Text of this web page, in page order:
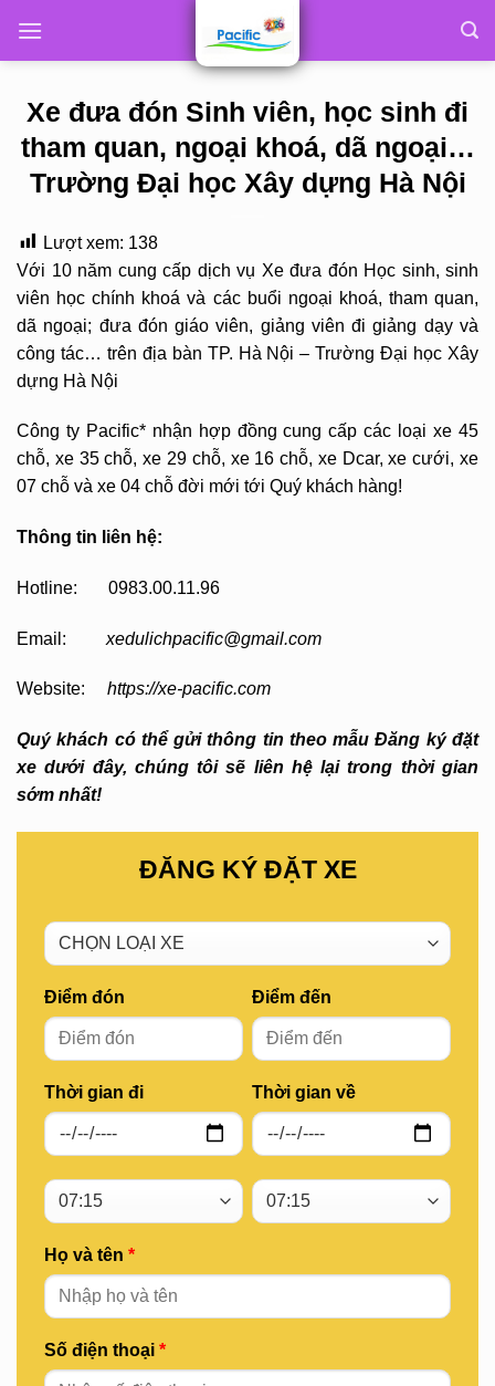
Xe đưa đón Sinh viên, học sinh đi
tham quan, ngoại khoá, dã ngoại…
Trường Đại học Xây dựng Hà Nội
Lượt xem: 138
Với 10 năm cung cấp dịch vụ Xe đưa đón Học sinh, sinh
viên học chính khoá và các buổi ngoại khoá, tham quan,
dã ngoại; đưa đón giáo viên, giảng viên đi giảng dạy và
công tác… trên địa bàn TP. Hà Nội – Trường Đại học Xây
dựng Hà Nội
Công ty Pacific* nhận hợp đồng cung cấp các loại xe 45
chỗ, xe 35 chỗ, xe 29 chỗ, xe 16 chỗ, xe Dcar, xe cưới, xe
07 chỗ và xe 04 chỗ đời mới tới Quý khách hàng!
Thông tin liên hệ:
Hotline: 0983.00.11.96
Email: xedulichpacific@gmail.com
Website: https://xe-pacific.com
Quý khách có thể gửi thông tin theo mẫu Đăng ký đặt
xe dưới đây, chúng tôi sẽ liên hệ lại trong thời gian
sớm nhất!
ĐĂNG KÝ ĐẶT XE
Điểm đón
Thời gian đi
Điểm đến
Thời gian về
Họ và tên *
Số điện thoại *